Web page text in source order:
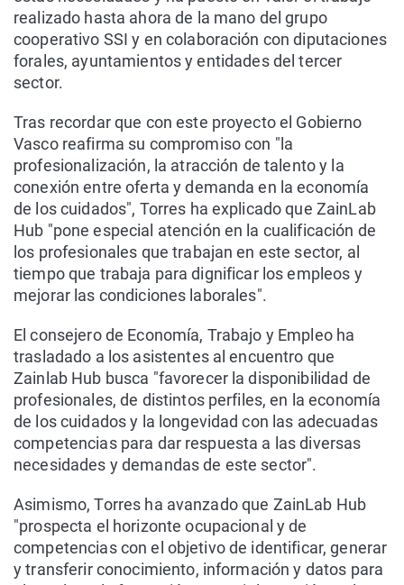
realizado hasta ahora de la mano del grupo
cooperativo SSI y en colaboración con diputaciones
forales, ayuntamientos y entidades del tercer
sector.
Tras recordar que con este proyecto el Gobierno
Vasco reafirma su compromiso con "la
profesionalización, la atracción de talento y la
conexión entre oferta y demanda en la economía
de los cuidados", Torres ha explicado que ZainLab
Hub "pone especial atención en la cualificación de
los profesionales que trabajan en este sector, al
tiempo que trabaja para dignificar los empleos y
mejorar las condiciones laborales".
El consejero de Economía, Trabajo y Empleo ha
trasladado a los asistentes al encuentro que
Zainlab Hub busca "favorecer la disponibilidad de
profesionales, de distintos perfiles, en la economía
de los cuidados y la longevidad con las adecuadas
competencias para dar respuesta a las diversas
necesidades y demandas de este sector".
Asimismo, Torres ha avanzado que ZainLab Hub
"prospecta el horizonte ocupacional y de
competencias con el objetivo de identificar, generar
y transferir conocimiento, información y datos para